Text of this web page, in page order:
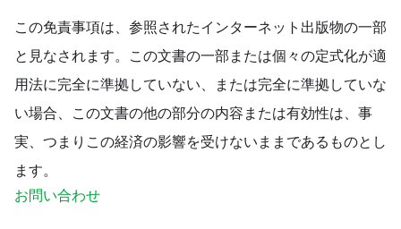
この免責事項は、参照されたインターネット出版物の一部
と見なされます。この文書の一部または個々の定式化が適
用法に完全に準拠していない、または完全に準拠していな
い場合、この文書の他の部分の内容または有効性は、事
実、つまりこの経済の影響を受けないままであるものとし
ます。
お問い合わせ